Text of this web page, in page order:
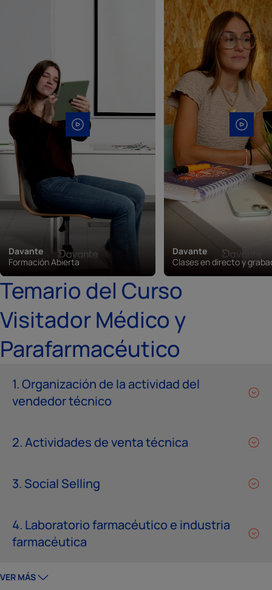
Davante
Formación Abierta
Davante
Clases en directo y
Temario del Curso
Visitador Médico y
Parafarmacéutico
1. Organización de la actividad del
vendedor técnico
2. Actividades de venta técnica
3. Social Selling
4. Laboratorio farmacéutico e industria
farmacéutica
VER MÁS